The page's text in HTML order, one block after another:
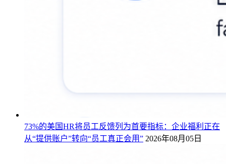
73%的美国HR将员工反馈列为首要指标：企业福利正在
从“提供账户”转向“员工真正会用” 2026年08月05日